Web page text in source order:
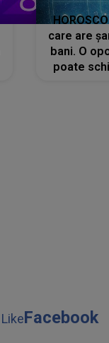
care are
bani. O
poate
LikeFacebook